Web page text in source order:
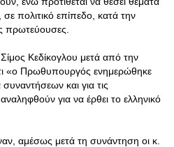
πολιτικό επίπεδο, κατά την
πρωτεύουσες.
Κεδίκογλου μετά από την
«ο Πρωθυπουργός ενημερώθηκε
και για τις
για να έρθει το ελληνικό
αμέσως μετά τη συνάντηση οι κ.